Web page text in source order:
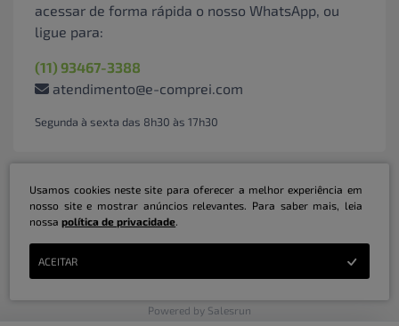
acessar de forma rápida o nosso WhatsApp, ou
ligue para:
(11) 93467-3388
atendimento@e-comprei.com
Segunda à sexta das 8h30 às 17h30
Marketplace B2B Serviços Inteligentes Ltda | CNPJ: 31.415.786/0001-31 | ©
Powered by Salesrun
Usamos cookies neste site para oferecer a melhor experiência em
nosso site e mostrar anúncios relevantes. Para saber mais, leia
nossapolítica de privacidade.
ACEITAR